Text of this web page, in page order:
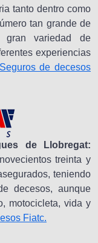
tanto dentro como
tan grande de
gran variedad de
experiencias
de decesos
de Llobregat:
treinta y
teniendo
decesos, aunque
motocicleta, vida y
Fiatc.